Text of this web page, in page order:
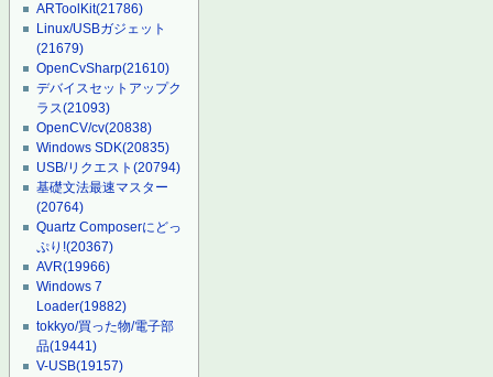
ARToolKit(21786)
Linux/USBガジェット
(21679)
OpenCvSharp(21610)
デバイスセットアップク
ラス(21093)
OpenCV/cv(20838)
Windows SDK(20835)
USB/リクエスト(20794)
基礎文法最速マスター
(20764)
Quartz Composerにどっ
ぷり!(20367)
AVR(19966)
Windows 7
Loader(19882)
tokkyo/買った物/電子部
品(19441)
V-USB(19157)